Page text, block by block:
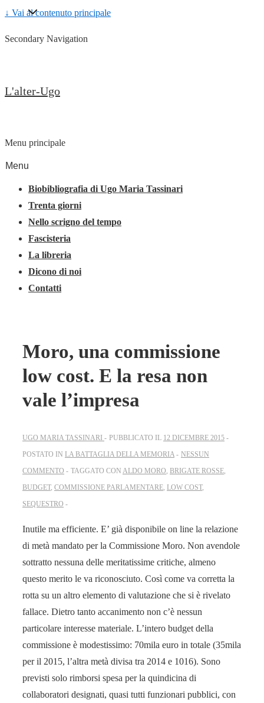
↓ Vai al contenuto principale
Secondary Navigation
L'alter-Ugo
Menu principale
Menu
Biobibliografia di Ugo Maria Tassinari
Trenta giorni
Nello scrigno del tempo
Fascisteria
La libreria
Dicono di noi
Contatti
Moro, una commissione
low cost. E la resa non
vale l’impresa
UGO MARIA TASSINARI PUBBLICATO IL 12 DICEMBRE 2015
POSTATO IN LA BATTAGLIA DELLA MEMORIA
NESSUN
COMMENTO
TAGGATO CON ALDO MORO BRIGATE ROSSE
BUDGET, COMMISSIONE PARLAMENTARE LOW COST,
SEQUESTRO
Inutile ma efficiente. E’ già disponibile on line la relazione
di metà mandato per la Commissione Moro. Non avendole
sottratto nessuna delle meritatissime critiche, almeno
questo merito le va riconosciuto. Così come va corretta la
rotta su un altro elemento di valutazione che si è rivelato
fallace. Dietro tanto accanimento non c’è nessun
particolare interesse materiale. L’intero budget della
commissione è modestissimo: 70mila euro in totale (35mila
per il 2015, l’altra metà divisa tra 2014 e 1016). Sono
previsti solo rimborsi spesa per la quindicina di
collaboratori designati, quasi tutti funzionari pubblici, con